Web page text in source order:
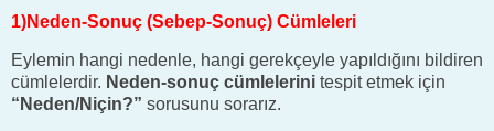
1)Neden-Sonuç (Sebep-Sonuç) Cümleleri
Eylemin hangi nedenle, hangi gerekçeyle yapıldığını bildiren
cümlelerdir. Neden-sonuç cümlelerini tespit etmek için
“Neden/Niçin?” sorusunu sorarız.